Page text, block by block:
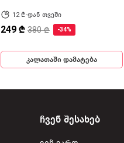
12 ₾-დან თვეში
249 ₾ 380 ₾ -34%
კალათაში დამატება
ჩვენ შესახებ